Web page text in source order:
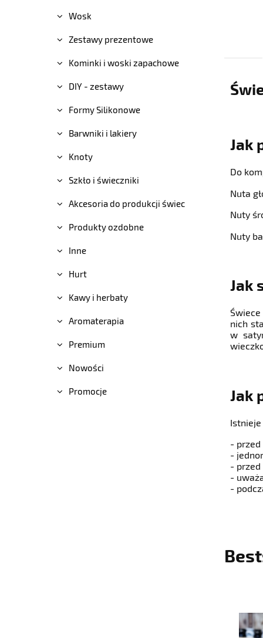
Wosk
Zestawy prezentowe
Kominki i woski zapachowe
DIY - zestawy
Formy Silikonowe
Barwniki i lakiery
Knoty
Szkło i świeczniki
Akcesoria do produkcji świec
Produkty ozdobne
Inne
Hurt
Kawy i herbaty
Aromaterapia
Premium
Nowości
Promocje
Jak
Do
Nuta
Nuty
Nuty
Jak
nich
w
Jak
-
-
-
-
-